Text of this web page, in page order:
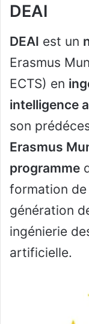
DEAI
DEAI est un
Erasmus
ECTS) en
intelligence
son
Erasmus
programme
formation
génération
ingénierie
artificielle.